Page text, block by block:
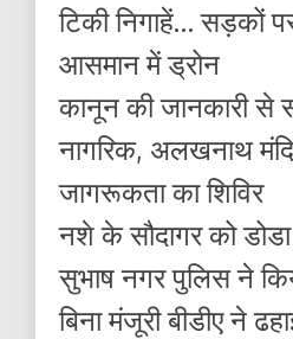
टिकी निगाहें… सड़कों
आसमान में ड्रोन
कानून की जानकारी से
नागरिक, अलखनाथ
जागरूकता का शिविर
नशे के सौदागर को
सुभाष नगर पुलिस ने
बिना मंजूरी बीडीए ने